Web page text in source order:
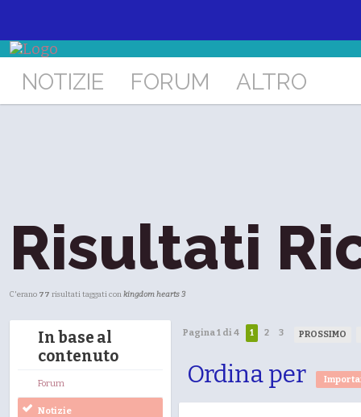
NOTIZIE FORUM ALTRO
Risultati
C'erano 77 risultati taggati conkingdom hearts 3
In base al
contenuto
Forum
Notizie
Pagina 1 di 4 1 2 3 PROSSIMO
Ordina per